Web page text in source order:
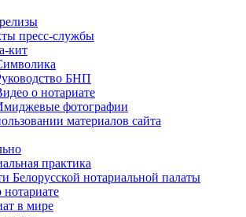
пресс-службы
кит
БНП
о нотариате
фотографии
материалов сайта
практика
Белорусской нотариальной палаты
в мире